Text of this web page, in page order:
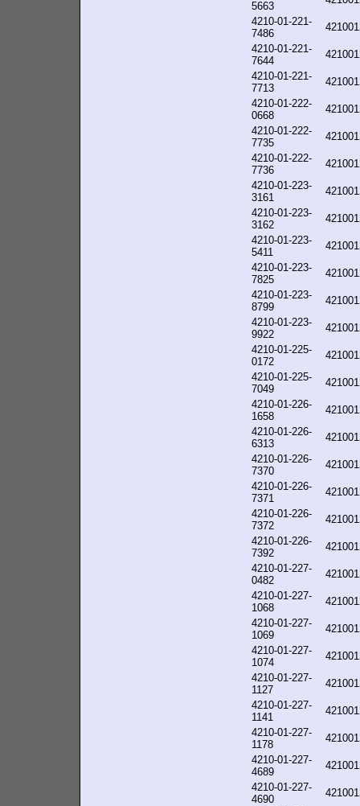
5663
4210-01-221-
7486
4210-01-221-
7644
4210-01-221-
7713
4210-01-222-
0668
4210-01-222-
7735
4210-01-222-
7736
4210-01-223-
3161
4210-01-223-
3162
4210-01-223-
5411
4210-01-223-
7825
4210-01-223-
8799
4210-01-223-
9922
4210-01-225-
0172
4210-01-225-
7049
4210-01-226-
1658
4210-01-226-
6313
4210-01-226-
7370
4210-01-226-
7371
4210-01-226-
7372
4210-01-226-
7392
4210-01-227-
0482
4210-01-227-
1068
4210-01-227-
1069
4210-01-227-
1074
4210-01-227-
1127
4210-01-227-
1141
4210-01-227-
1178
4210-01-227-
4689
4210-01-227-
4690